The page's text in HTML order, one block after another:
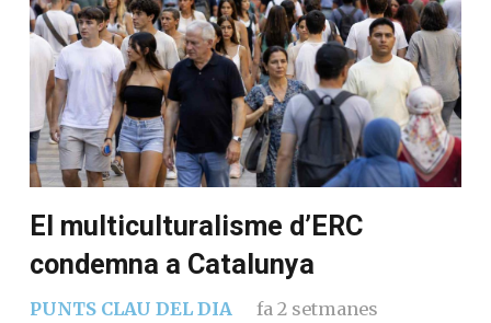
El multiculturalisme d’ERC
condemna a Catalunya
PUNTS CLAU DEL DIA fa 2 setmanes